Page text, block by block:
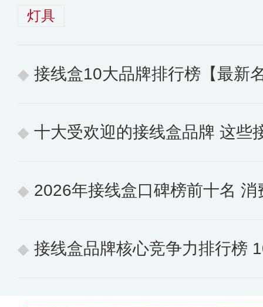
灯具
接线盒10大品牌排行榜【最新
十大受欢迎的接线盒品牌 这些
2026年接线盒口碑榜前十名 消费
接线盒品牌核心竞争力排行榜 10个